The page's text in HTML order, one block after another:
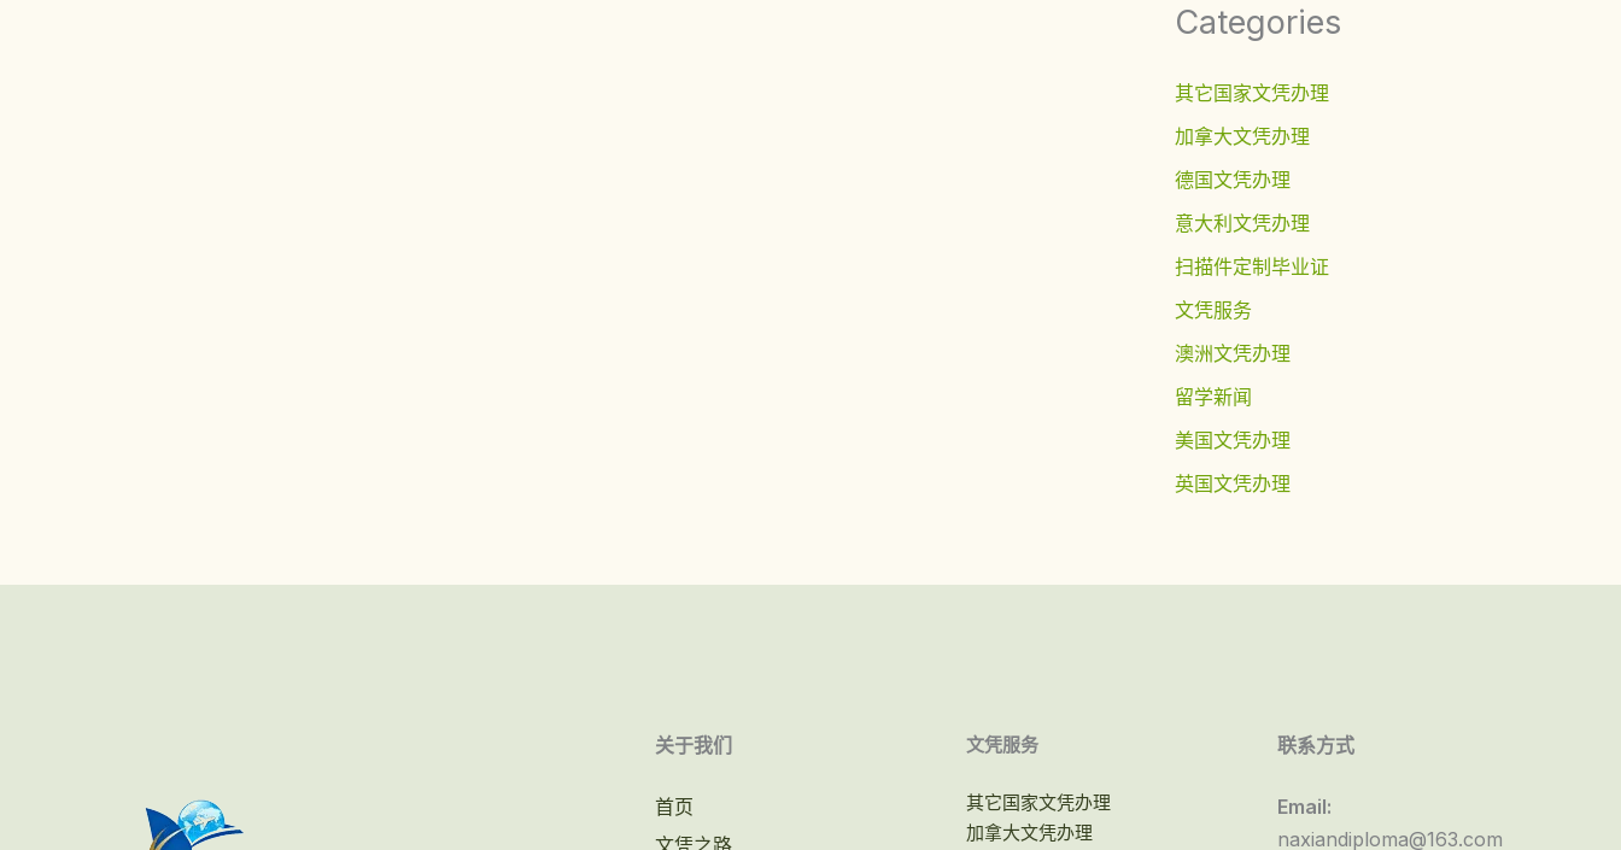
Categories
其它国家文凭办理
加拿大文凭办理
德国文凭办理
意大利文凭办理
扫描件定制毕业证
文凭服务
澳洲文凭办理
留学新闻
美国文凭办理
英国文凭办理
关于我们
首页
文凭之路
文凭服务
其它国家文凭办理
加拿大文凭办理
联系方式
Email:
naxiandiploma@163.com